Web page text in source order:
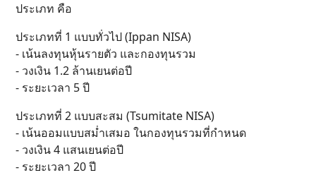
ประเภท คือ
ประเภทที่ 1 แบบทั่วไป (Ippan NISA)
- เน้นลงทุนหุ้นรายตัว และกองทุนรวม
- วงเงิน 1.2 ล้านเยนต่อปี
- ระยะเวลา 5 ปี
ประเภทที่ 2 แบบสะสม (Tsumitate NISA)
- เน้นออมแบบสม่ำเสมอ ในกองทุนรวมที่กำหนด
- วงเงิน 4 แสนเยนต่อปี
- ระยะเวลา 20 ปี